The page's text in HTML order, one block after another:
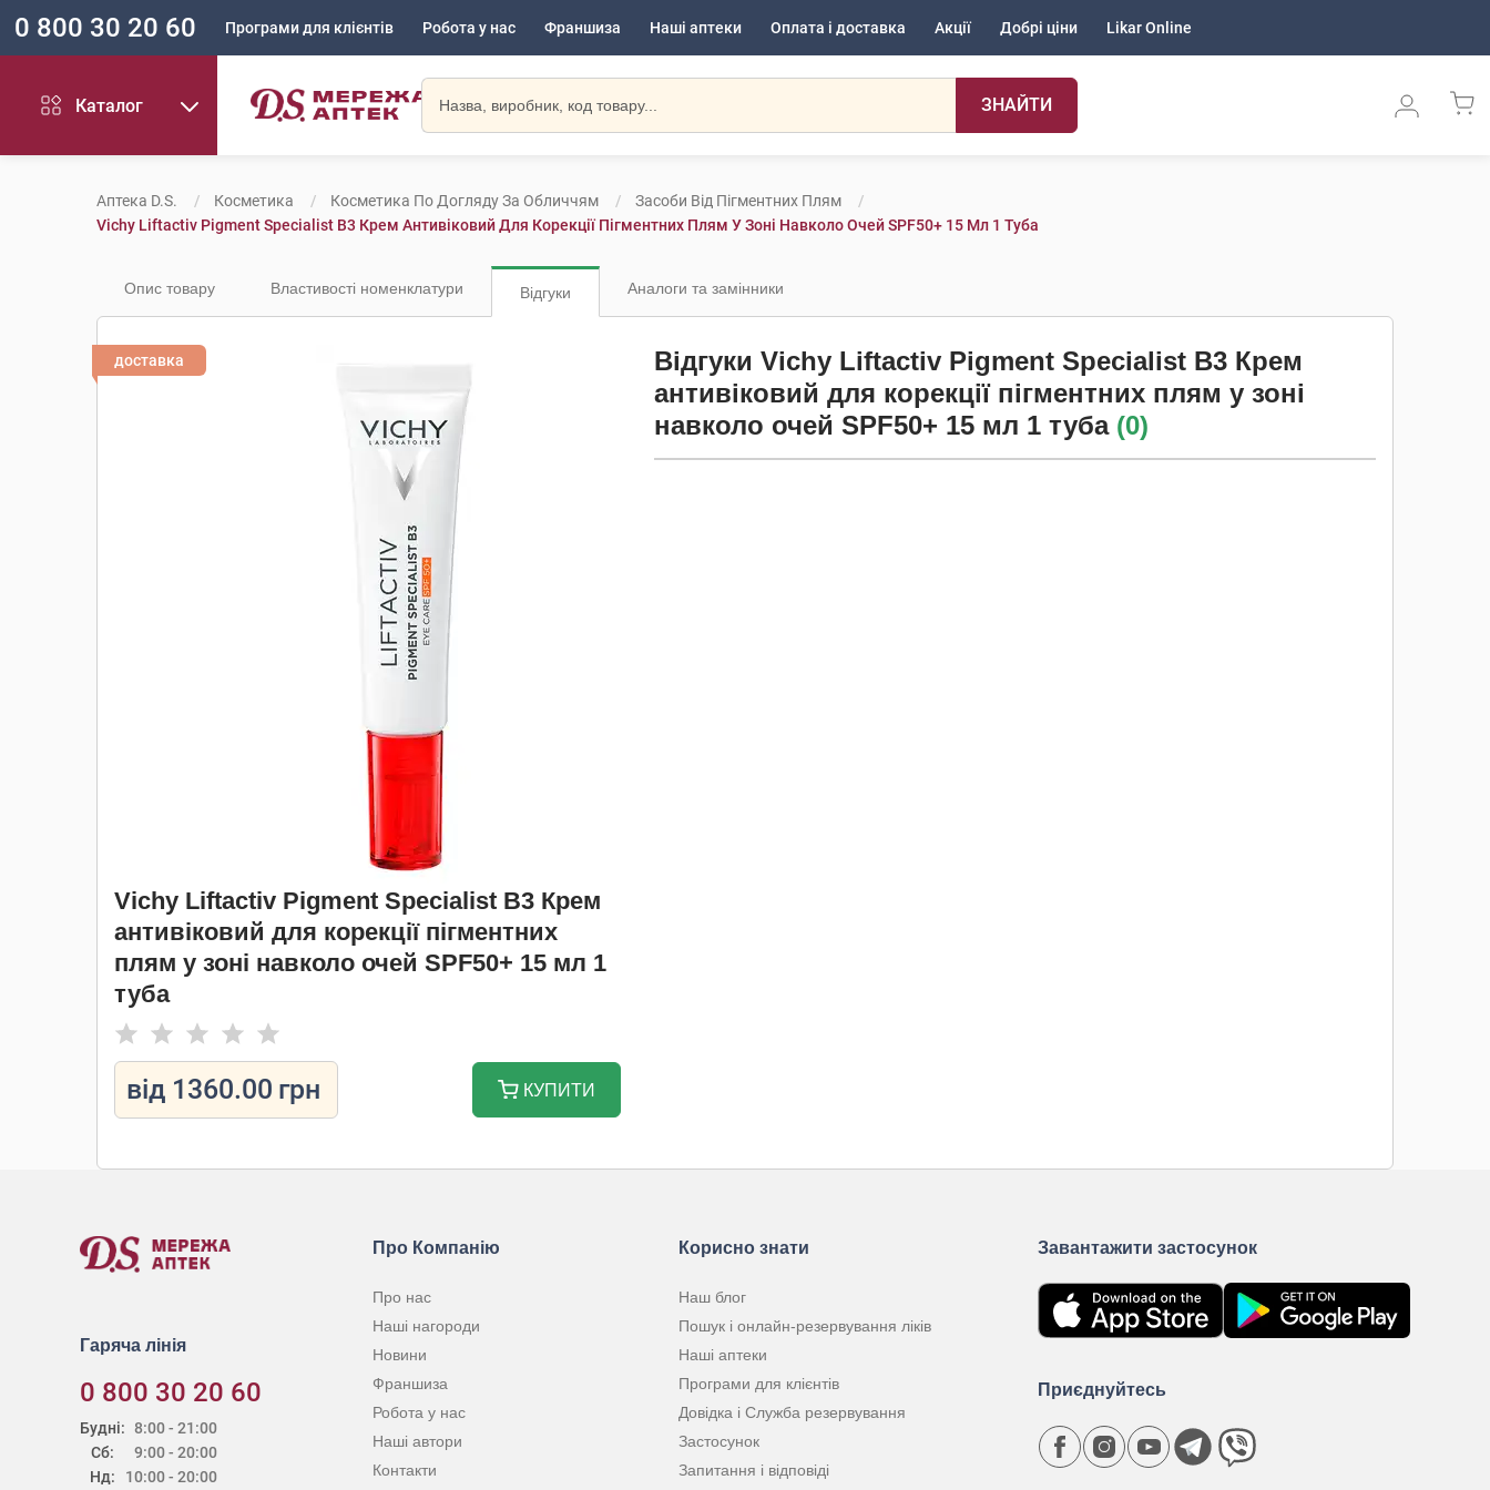
0 800 30 20 60 Програми для клієнтів Робота у нас Франшиза Наші аптеки Оплата і доставка Акції Добрі ціни Likar Online
Каталог ЗНАЙТИ
Аптека D.S. Косметика Косметика По Догляду За Обличчям
Засоби Від Пігментних Плям
Vichy Liftactiv Pigment Specialist B3 Крем Антивіковий Для Корекції Пігментних Плям У Зоні Навколо Очей SPF50+ 15 Мл 1 Туба
Опис товару Властивості номенклатури Відгуки Аналоги та замінники
доставка
Vichy Liftactiv Pigment Specialist B3 Крем
антивіковий для корекції пігментних
плям у зоні навколо очей SPF50+ 15 мл 1
туба
від 1360.00 грн КУПИТИ
Відгуки Vichy Liftactiv Pigment Specialist B3 Крем
антивіковий для корекції пігментних плям у зоні
навколо очей SPF50+ 15 мл 1 туба (0)
Гаряча лінія
0 800 30 20 60
Будні:
Сб:
Нд:
8:00 - 21:00
9:00 - 20:00
10:00 - 20:00
Про Компанію
Про нас
Наші нагороди
Новини
Франшиза
Робота у нас
Наші автори
Контакти
Корисно знати
Наш блог
Пошук і онлайн-резервування ліків
Наші аптеки
Програми для клієнтів
Довідка і Служба резервування
Застосунок
Запитання і відповіді
Завантажити застосунок
Приєднуйтесь